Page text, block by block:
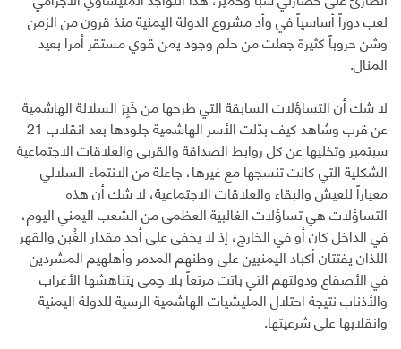
لعب دوراً أساسياً في وأد مشروع الدولة اليمنية منذ قرون من الزمن
وشن حروباً كثيرة جعلت من حلم وجود يمن قوي مستقر أمرا بعيد
المنال.
لا شك أن التساؤلات السابقة التي طرحها من خَبِرَ السلالة الهاشمية
عن قرب وشاهد كيف بدّلت الأسر الهاشمية جلودها بعد انقلاب 21
سبتمبر وتخليها عن كل روابط الصداقة والقربى والعلاقات الاجتماعية
الشكلية التي كانت تنسجها مع غيرها، جاعلة من الانتماء السلالي
معياراً للعيش والبقاء والعلاقات الاجتماعية، لا شك أن هذه
التساؤلات هي تساؤلات الغالبية العظمى من الشعب اليمني اليوم،
في الداخل كان أو في الخارج، إذ لا يخفى على أحد مقدار الغُبن والقهر
اللذان يفتتان أكباد اليمنيين على وطنهم المدمر وأهلهيم المشردين
في الأصقاع ودولتهم التي باتت مرتعاً بلا حِمى يتناهشها الأغراب
والأذناب نتيجة احتلال المليشيات الهاشمية الرسية للدولة اليمنية
وانقلابها على شرعيتها.